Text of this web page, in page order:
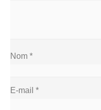
Nom *
E-mail *